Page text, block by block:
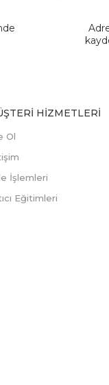
HIZMETLERI
Ol
İşlemleri
Eğitimleri